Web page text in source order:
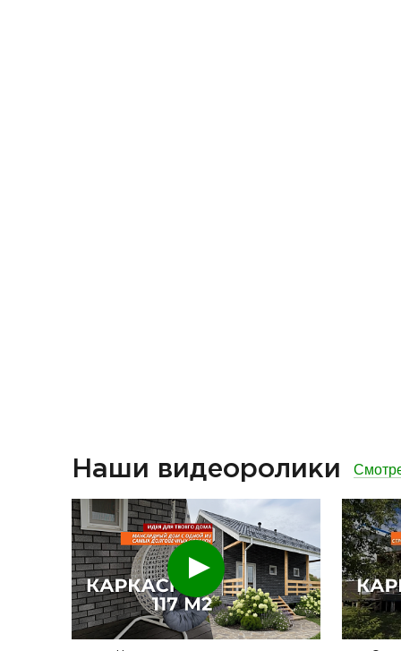
Наши видеоролики
Смотреть